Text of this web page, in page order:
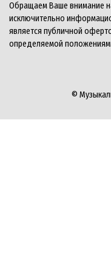
Обращаем Ваше внимание
исключительно
является публичной
определяемой
©